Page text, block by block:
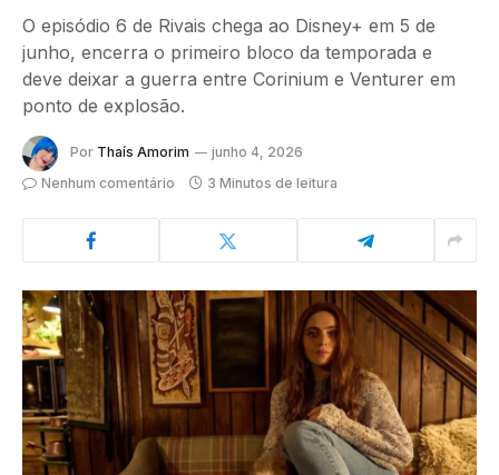
O episódio 6 de Rivais chega ao Disney+ em 5 de
junho, encerra o primeiro bloco da temporada e
deve deixar a guerra entre Corinium e Venturer em
ponto de explosão.
Por Thaís Amorim
junho 4, 2026
Nenhum comentário
3 Minutos de leitura